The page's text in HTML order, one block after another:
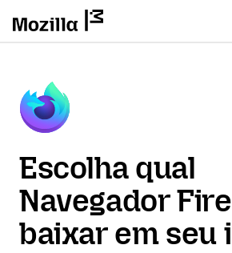
Escolha qual
Navegador
baixar em seu